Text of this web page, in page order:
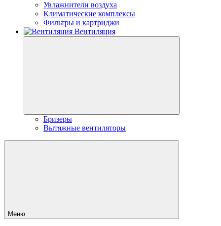
Увлажнители воздуха
Климатические комплексы
Фильтры и картриджи
Вентиляция
Бризеры
Вытяжные вентиляторы
Меню